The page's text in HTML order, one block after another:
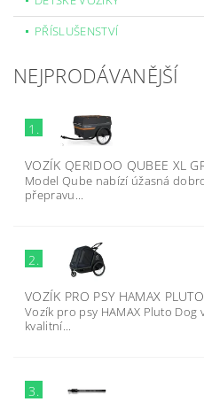
PŘÍSLUŠENSTVÍ
NEJPRODÁVANĚJŠÍ
1.
VOZÍK QERIDOO QUBEE XL
Model Qube nabízí úžasná
přepravu...
2.
VOZÍK PRO PSY HAMAX
Vozík pro psy HAMAX Pluto Dog
kvalitní...
3.